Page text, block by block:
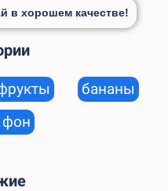
в хорошем качестве!
бананы